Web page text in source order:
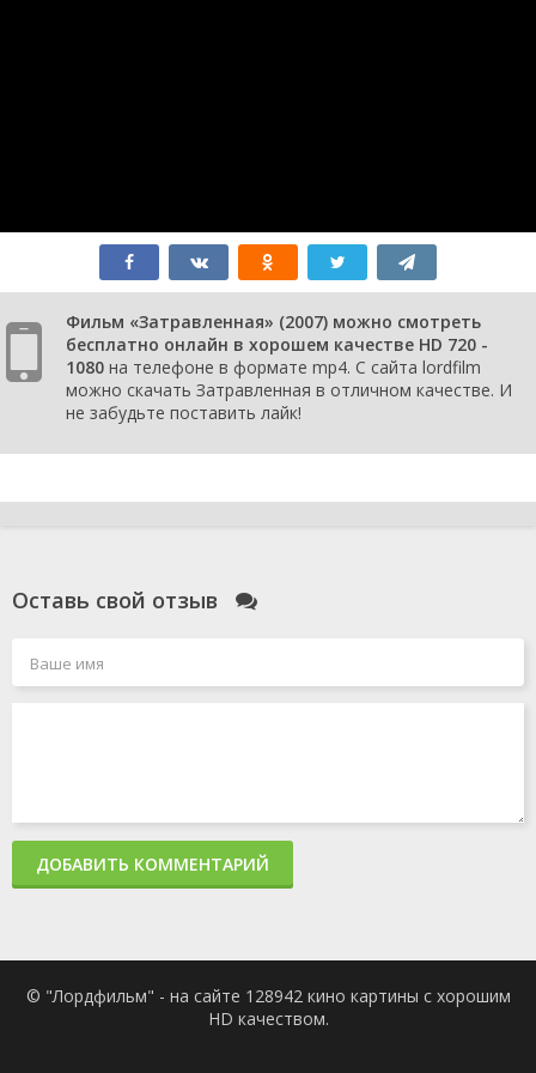
Фильм «Затравленная» (2007) можно смотреть
бесплатно онлайн в хорошем качестве HD 720 -
1080 на телефоне в формате mp4. С сайта lordfilm
можно скачать Затравленная в отличном качестве. И
не забудьте поставить лайк!
Оставь свой отзыв
ДОБАВИТЬ КОММЕНТАРИЙ
© "Лордфильм" - на сайте 128942 кино картины с хорошим
HD качеством.